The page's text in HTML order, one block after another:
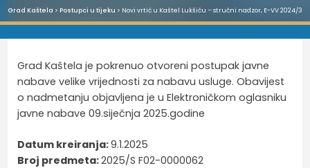
Grad Kaštela > Postupci u tijeku > Novi vrtić u Kaštel Lukšiću – stručni nadzor, E-VV 2024/3
Grad Kaštela je pokrenuo otvoreni postupak javne
nabave velike vrijednosti za nabavu usluge. Obavijest
o nadmetanju objavljena je u Elektroničkom oglasniku
javne nabave 09.siječnja 2025.godine
Datum kreiranja:9.1.2025
Broj predmeta:2025/S F02-0000062